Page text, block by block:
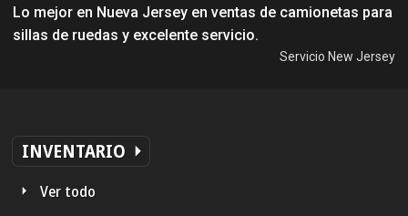
Lo mejor en Nueva Jersey en ventas de camionetas para
sillas de ruedas y excelente servicio.
Servicio New Jersey
INVENTARIO
Ver todo